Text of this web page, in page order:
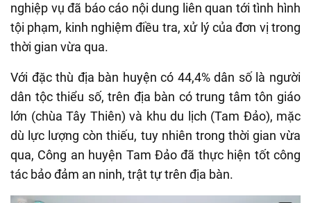
nghiệp vụ đã báo cáo nội dung liên quan tới tình hình
tội phạm, kinh nghiệm điều tra, xử lý của đơn vị trong
thời gian vừa qua.
Với đặc thù địa bàn huyện có 44,4% dân số là người
dân tộc thiểu số, trên địa bàn có trung tâm tôn giáo
lớn (chùa Tây Thiên) và khu du lịch (Tam Đảo), mặc
dù lực lượng còn thiếu, tuy nhiên trong thời gian vừa
qua, Công an huyện Tam Đảo đã thực hiện tốt công
tác bảo đảm an ninh, trật tự trên địa bàn.